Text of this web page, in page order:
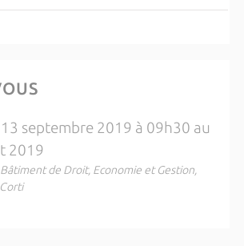
septembre 2019 à 09h30 au
2019
de Droit, Economie et Gestion,